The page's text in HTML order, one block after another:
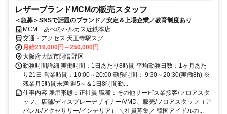
レザーブランドMCMの販売スタッフ
＜急募＞SNSで話題のブランド／安定＆上場企業／教育制度あり
MCM あべのハルカス近鉄本店
交通・アクセス 天王寺駅スグ
月給219,000円～250,000円
大阪府大阪市阿倍野区
勤務時間詳細 実働時間：1日あたり8時間 平均勤務日数：1ヶ月あた
り21日 営業時間：10:00～20:00 勤務時間： 9:30～20:30(実働8h) ※
残業月5時間未満 週5～＆1日8時間勤...
仕事内容 雇用形態：正社員 職種：その他サービス業接客/フロアスタ
ッフ、店舗/ディスプレーデザイナー/VMD、販売/フロアスタッフ（ア
パレル/アクセサリー/インテリア） ＼社員募集／ 韓国アイドルの...